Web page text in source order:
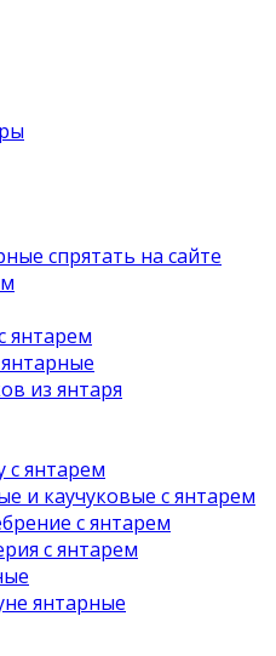
спрятать на сайте
янтарем
из янтаря
с янтарем
и каучуковые с янтарем
с янтарем
с янтарем
янтарные